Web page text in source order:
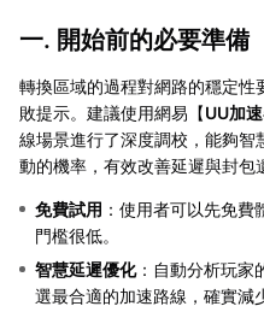
一. 開始前的必要準備
轉換區域的過程對網路的穩定性
敗提示。建議使用網易【UU加
線場景進行了深度調校，能夠
動的機率，有效改善延遲與封包
免費試用 ：使用者可以先免
門檻很低。
智慧延遲優化：自動分析玩家
選最合適的加速路線，確實減